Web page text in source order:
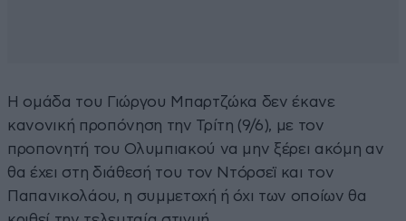
Η ομάδα του Γιώργου Μπαρτζώκα δεν έκανε
κανονική προπόνηση την Τρίτη (9/6), με τον
προπονητή του Ολυμπιακού να μην ξέρει ακόμη αν
θα έχει στη διάθεσή του τον Ντόρσεϊ και τον
Παπανικολάου, η συμμετοχή ή όχι των οποίων θα